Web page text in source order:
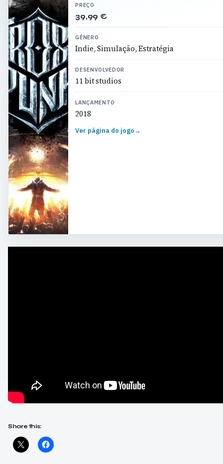
PREÇO
39,99 €
GÉNERO
Indie, Simulação, Estratégia
DESENVOLVEDOR
11 bit studios
LANÇAMENTO
2018
Ver página do jogo→
Share this: